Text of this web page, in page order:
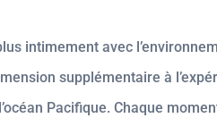
intimement avec
supplémentaire à
Pacifique. Chaque